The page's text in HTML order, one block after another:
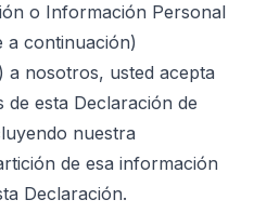
o Información Personal
a continuación)
) a nosotros, usted acepta
esta Declaración de
nuestra
de esa información
Declaración.